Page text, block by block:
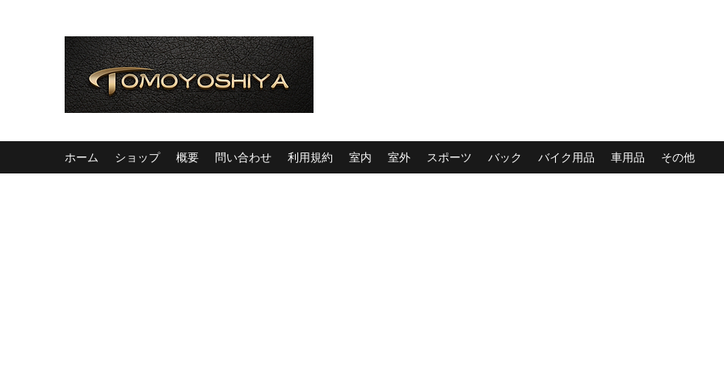
ホーム ショップ 概要 問い合わせ 利用規約 室内 室外 スポーツ バック バイク用品 車用品 その他